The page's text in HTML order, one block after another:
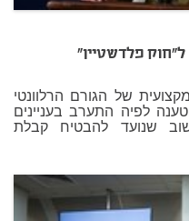
פלדשטיין"
של הגורם הרלוונטי
לפיה התערב בעניינים
שנועד להבטיח קבלת